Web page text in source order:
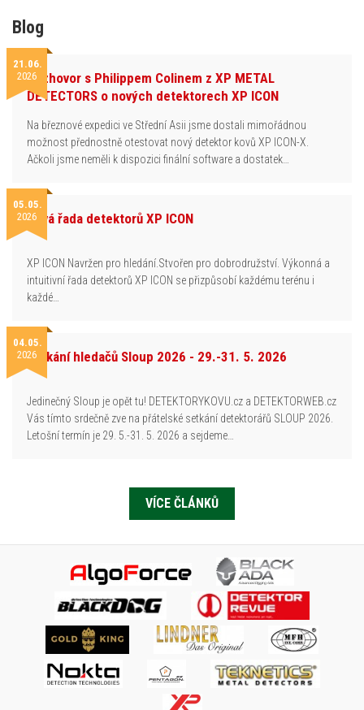
Blog
21.06.
2026Rozhovor s Philippem Colinem z XP METAL
DETECTORS o nových detektorech XP ICON
Na březnové expedici ve Střední Asii jsme dostali mimořádnou
možnost přednostně otestovat nový detektor kovů XP ICON-X.
Ačkoli jsme neměli k dispozici finální software a dostatek…
05.05.
2026Nová řada detektorů XP ICON
XP ICON Navržen pro hledání.Stvořen pro dobrodružství. Výkonná a
intuitivní řada detektorů XP ICON se přizpůsobí každému terénu i
každé…
04.05.
2026Setkání hledačů Sloup 2026 - 29.-31. 5. 2026
Jedinečný Sloup je opět tu! DETEKTORYKOVU.cz a DETEKTORWEB.cz
Vás tímto srdečně zve na přátelské setkání detektorářů SLOUP 2026.
Letošní termín je 29. 5.-31. 5. 2026 a sejdeme…
VÍCE ČLÁNKŮ